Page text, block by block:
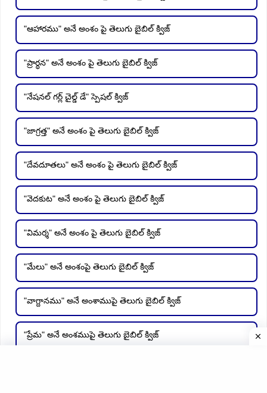
"ఆహారము" అనే అంశం పై తెలుగు బైబిల్ క్విజ్
"ప్రార్ధన" అనే అంశం పై తెలుగు బైబిల్ క్విజ్
"నేషనల్ గర్ల్ చైల్డ్ డే" స్పెషల్ క్విజ్
"జాగ్రత్త" అనే అంశం పై తెలుగు బైబిల్ క్విజ్
"దేవదూతలు" అనే అంశం పై తెలుగు బైబిల్ క్విజ్
"వెదకుట" అనే అంశం పై తెలుగు బైబిల్ క్విజ్
"విమర్శ" అనే అంశం పై తెలుగు బైబిల్ క్విజ్
"మేలు" అనే అంశంపై తెలుగు బైబిల్ క్విజ్
"వాగ్దానము" అనే అంశాముపై తెలుగు బైబిల్ క్విజ్
"ప్రేమ" అనే అంశముపై తెలుగు బైబిల్ క్విజ్